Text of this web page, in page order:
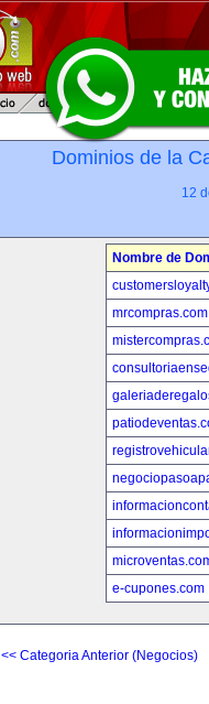
Dominios de la
12
Nombre de
mrcompras.com
e-cupones.com
<< Categoria Anterior (Negocios)